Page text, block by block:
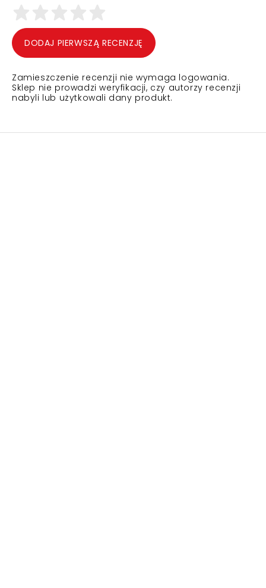
DODAJ PIERWSZĄ RECENZJĘ
Zamieszczenie recenzji nie wymaga logowania.
Sklep nie prowadzi weryfikacji, czy autorzy recenzji
nabyli lub użytkowali dany produkt.